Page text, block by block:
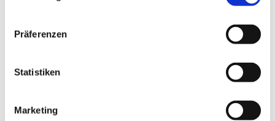
Präferenzen
Statistiken
Marketing